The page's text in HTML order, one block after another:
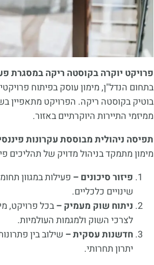
פרויקט יוקרה בקוסטה ריקה במסגרת
בתחום הנדל"ן, מימון עוסק בפיתוח
בוטיק בקוסטה ריקה. הפרויקט מתאפיין
ממיזמי התיירות היוקרתיים באזור.
תפיסה ניהולית מבוססת עקרונות
מימון מתמקד בניהול מדויק של תהליכים
פיזור סיכונים – פעילות במגוון
שינויים כלכליים.
ניתוח שוק מעמיק –בכל פרויקט,
לצרכי השוק ולמגמות העולמיות.
חדשנות עסקית – שילוב בין
יתרון תחרותי.